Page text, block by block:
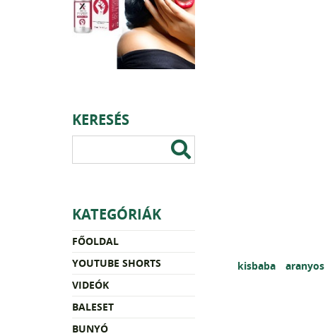
KERESÉS
KATEGÓRIÁK
FŐOLDAL
YOUTUBE SHORTS
VIDEÓK
BALESET
BUNYÓ
kisbaba aranyos